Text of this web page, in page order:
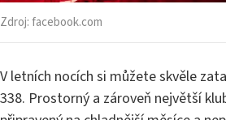
Zdroj:facebook.com
V letních nocích si můžete skvěle
338. Prostorný a zároveň největší